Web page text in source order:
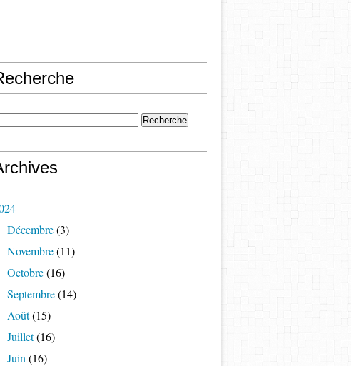
Décembre(3)
Novembre(11)
Octobre(16)
Septembre(14)
Août(15)
Juillet(16)
Juin (16)